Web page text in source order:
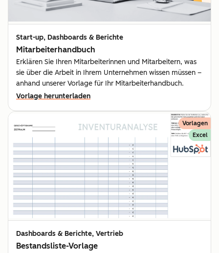
Start-up, Dashboards & Berichte
Mitarbeiterhandbuch
Erklären Sie Ihren Mitarbeiterinnen und Mitarbeitern, was
sie über die Arbeit in Ihrem Unternehmen wissen müssen –
anhand unserer Vorlage für Ihr Mitarbeiterhandbuch.
Vorlage herunterladen
Vorlagen
Excel
Dashboards & Berichte, Vertrieb
Bestandsliste-Vorlage